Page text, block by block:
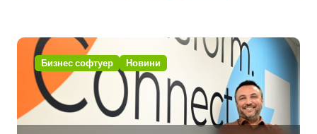
Бизнес софтуер Новини